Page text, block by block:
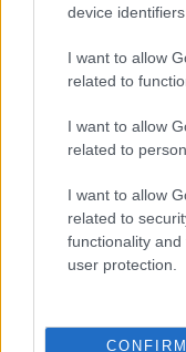
device identifiers
I want to allow
related to
I want to allow
related to
I want to allow
related to
functionality
user protection.
CONFIRM